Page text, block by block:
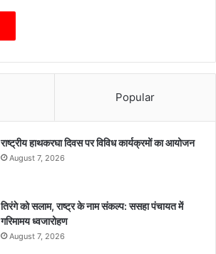
Popular
राष्ट्रीय हाथकरघा दिवस पर विविध कार्यक्रमों का आयोजन
August 7, 2026
तिरंगे को सलाम, राष्ट्र के नाम संकल्प: ससहा पंचायत में
गरिमामय ध्वजारोहण
August 7, 2026